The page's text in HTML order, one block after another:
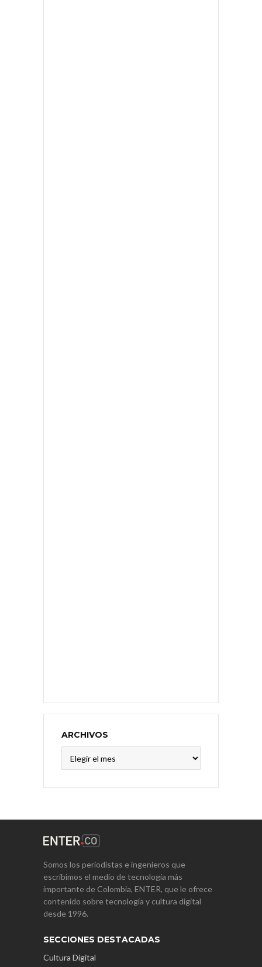
ARCHIVOS
Somos los periodistas e ingenieros que
escribimos el medio de tecnología más
importante de Colombia, ENTER, que le ofrece
contenido sobre tecnología y cultura digital
desde 1996.
SECCIONES DESTACADAS
Cultura Digital